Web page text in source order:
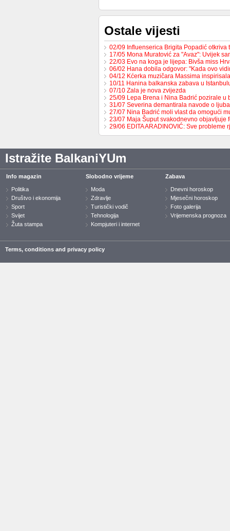
Ostale vijesti
02/09 Influenserica Brigita Popadić
17/05 Mona Muratović za "Avaz": Uvijek
22/03 Evo na koga je lijepa: Bivša miss
06/02 Hana dobila odgovor: "Kada ovo
04/12 Kćerka muzičara Massima
10/11 Hanina balkanska zabava u
07/10 Zala je nova zvijezda
25/09 Lepa Brena i Nina Badrić pozirale u
31/07 Severina demantirala navode o
27/07 Nina Badrić moli vlast da omogući
23/07 Maja Šuput svakodnevno objavljuje
29/06 EDITA ARADINOVIĆ: Sve
Istražite BalkaniYUm
Info magazin
Politika
Društvo i ekonomija
Sport
Svijet
Žuta stampa
Slobodno vrijeme
Moda
Zdravlje
Turistički vodič
Tehnologija
Kompjuteri i internet
Zabava
Dnevni horoskop
Mjesečni horoskop
Foto galerija
Vrijemenska prognoza
Terms, conditions and privacy policy